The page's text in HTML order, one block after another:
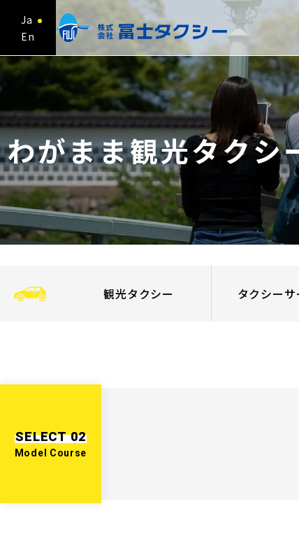
Ja
En
観光タクシー タクシーサ
わがまま観光タクシ
SELECT 02
Model Course